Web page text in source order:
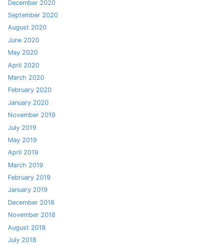
December 2020
September 2020
August 2020
June 2020
May 2020
April 2020
March 2020
February 2020
January 2020
November 2019
July 2019
May 2019
April 2019
March 2019
February 2019
January 2019
December 2018
November 2018
August 2018
July 2018